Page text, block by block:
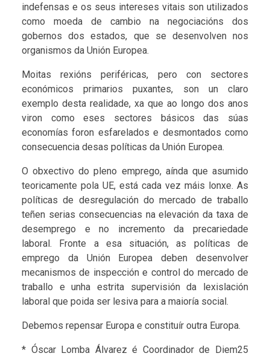
indefensas e os seus intereses vitais son utilizados
como moeda de cambio na negociacións dos
gobernos dos estados, que se desenvolven nos
organismos da Unión Europea.
Moitas rexións periféricas, pero con sectores
económicos primarios puxantes, son un claro
exemplo desta realidade, xa que ao longo dos anos
viron como eses sectores básicos das súas
economías foron esfarelados e desmontados como
consecuencia desas políticas da Unión Europea.
O obxectivo do pleno emprego, aínda que asumido
teoricamente pola UE, está cada vez máis lonxe. As
políticas de desregulación do mercado de traballo
teñen serias consecuencias na elevación da taxa de
desemprego e no incremento da precariedade
laboral. Fronte a esa situación, as políticas de
emprego da Unión Europea deben desenvolver
mecanismos de inspección e control do mercado de
traballo e unha estrita supervisión da lexislación
laboral que poida ser lesiva para a maioría social.
Debemos repensar Europa e constituír outra Europa.
* Óscar Lomba Álvarez é Coordinador de Diem25